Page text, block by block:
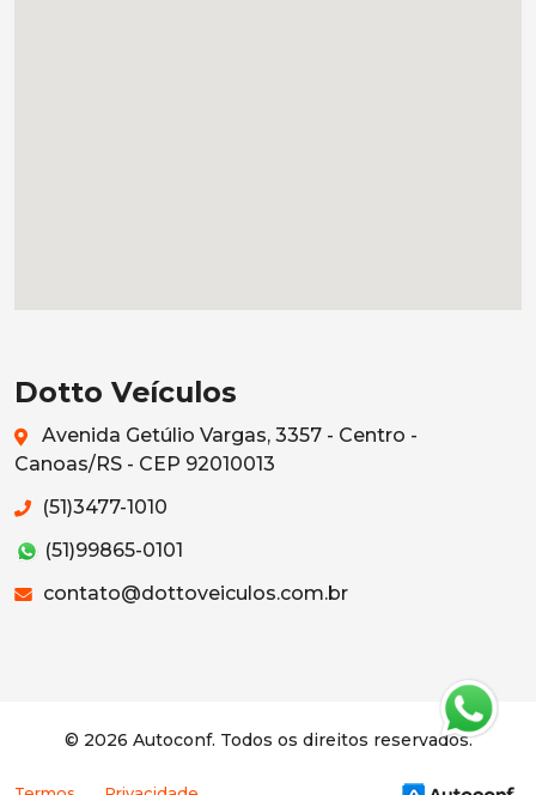
Dotto Veículos
Avenida Getúlio Vargas, 3357 - Centro -
Canoas/RS - CEP 92010013
(51)3477-1010
(51)99865-0101
contato@dottoveiculos.com.br
© 2026 Autoconf. Todos os direitos reservados.